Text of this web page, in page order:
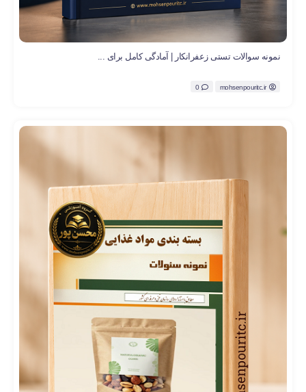
نمونه سوالات تستی زعفرانکار | آمادگی کامل برای ...
mohsenpouritc.ir
0